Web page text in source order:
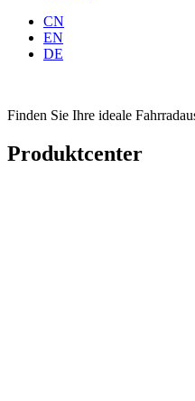
CN
EN
DE
Finden Sie Ihre ideale
Produktcenter